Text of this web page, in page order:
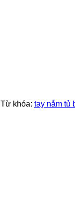
Từ khóa: tay nắm tủ